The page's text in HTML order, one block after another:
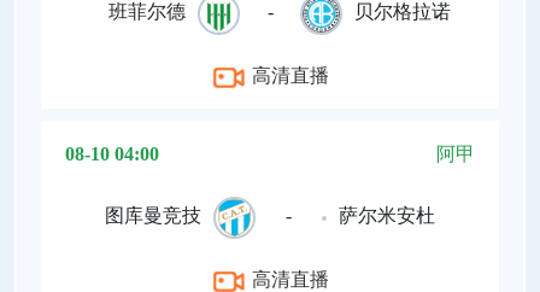
班菲尔德 - 贝尔格拉诺
高清直播
08-10 04:00 阿甲
图库曼竞技 - 萨尔米安杜
高清直播